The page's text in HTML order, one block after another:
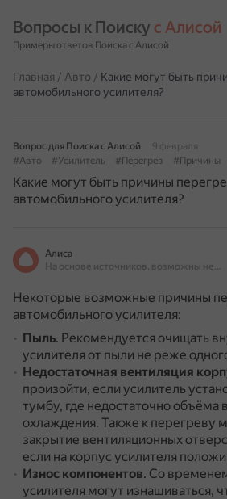
Вопросы к Поиску с Алисой
Примеры ответов Поиска с Алисой
Главная / Авто / Какие могут быть
автомобильного усилителя?
Вопрос для Поиска с Алисой
9 февраля
#Авто
#Усилитель #Перегрев #Причины
Какие могут быть причины
автомобильного усилителя?
Алиса
На основе источников, возможны неточности
Некоторые возможные причины
автомобильного усилителя:
Пыль. Рекомендуется очищать
усилителя от пыли не реже
Недостаточная вентиляция
произойти, если усилитель
тумбу, где недостаточно объёма
охлаждения. Также к перегреву
закрытие вентиляционных
если на корпус усилителя
Износ компонентов. Со
усилителя могут изнашиваться,